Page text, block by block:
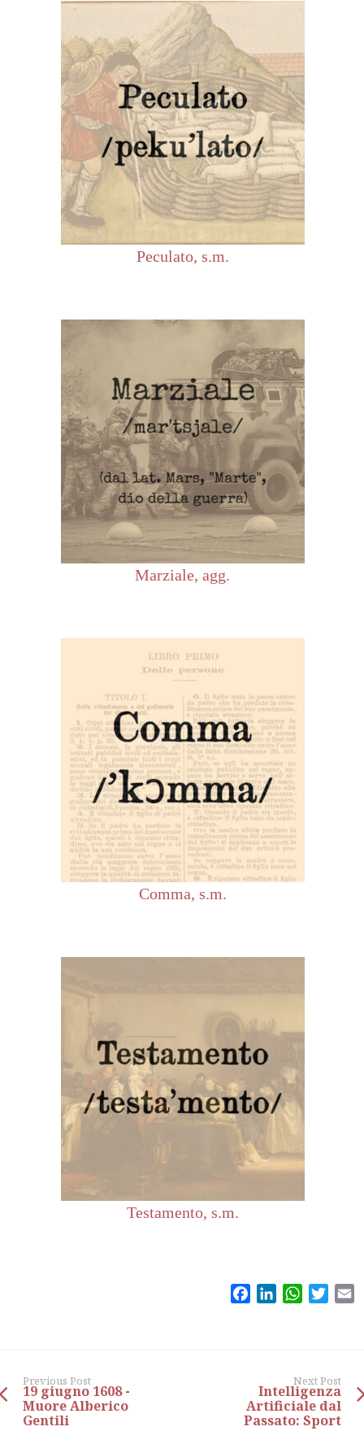
Peculato, s.m.
Marziale, agg.
Comma, s.m.
Testamento, s.m.
FacebookLinkedIn
Previous Post
19 giugno 1608 -
Muore Alberico
Gentili
Next Post
Intelligenza
Artificiale dal
Passato: Sport